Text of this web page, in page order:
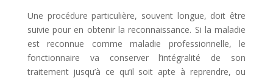
Une procédure particulière, souvent longue, doit être
suivie pour en obtenir la reconnaissance. Si la maladie
est reconnue comme maladie professionnelle, le
fonctionnaire va conserver l’intégralité de son
traitement jusqu’à ce qu’il soit apte à reprendre, ou